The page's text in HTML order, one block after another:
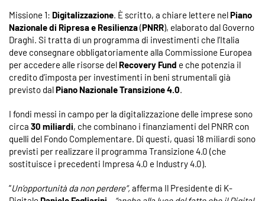
Missione 1: Digitalizzazione. È scritto, a chiare lettere nelPiano
Nazionale di Ripresa e Resilienza(PNRR), elaborato dal Governo
Draghi. Si tratta di un programma di investimenti che l’Italia
deve consegnare obbligatoriamente alla Commissione Europea
per accedere alle risorse del Recovery Fund e che potenzia il
credito d’imposta per investimenti in beni strumentali già
previsto dalPiano Nazionale Transizione 4.0.
I fondi messi in campo per la digitalizzazione delle imprese sono
circa 30 miliardi, che combinano i finanziamenti del PNRR con
quelli del Fondo Complementare. Di questi, quasi 18 miliardi sono
previsti per realizzare il programma Transizione 4.0 (che
sostituisce i precedenti Impresa 4.0 e Industry 4.0).
“Un’opportunità da non perdere”, afferma Il Presidente di K-